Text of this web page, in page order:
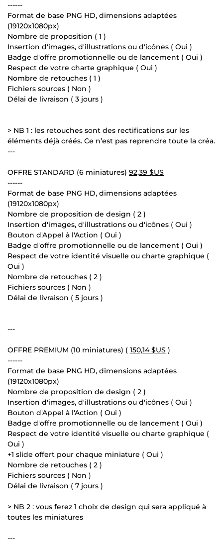
------
Format de base PNG HD, dimensions adaptées
(19120x1080px)
Nombre de proposition ( 1 )
Insertion d'images, d'illustrations ou d'icônes ( Oui )
Badge d'offre promotionnelle ou de lancement ( Oui )
Respect de votre charte graphique ( Oui )
Nombre de retouches ( 1 )
Fichiers sources ( Non )
Délai de livraison ( 3 jours )
> NB 1 : les retouches sont des rectifications sur les
éléments déjà créés. Ce n’est pas reprendre toute la créa.
---
OFFRE STANDARD (6 miniatures) 92,39 $US
------
Format de base PNG HD, dimensions adaptées
(19120x1080px)
Nombre de proposition de design ( 2 )
Insertion d'images, d'illustrations ou d'icônes ( Oui )
Bouton d'Appel à l'Action ( Oui )
Badge d'offre promotionnelle ou de lancement ( Oui )
Respect de votre identité visuelle ou charte graphique (
Oui )
Nombre de retouches ( 2 )
Fichiers sources ( Non )
Délai de livraison ( 5 jours )
---
OFFRE PREMIUM (10 miniatures) ( 150,14 $US )
------
Format de base PNG HD, dimensions adaptées
(19120x1080px)
Nombre de proposition de design ( 2 )
Insertion d'images, d'illustrations ou d'icônes ( Oui )
Bouton d'Appel à l'Action ( Oui )
Badge d'offre promotionnelle ou de lancement ( Oui )
Respect de votre identité visuelle ou charte graphique (
Oui )
+1 slide offert pour chaque miniature ( Oui )
Nombre de retouches ( 2 )
Fichiers sources ( Non )
Délai de livraison ( 7 jours )
> NB 2 : vous ferez 1 choix de design qui sera appliqué à
toutes les miniatures
---